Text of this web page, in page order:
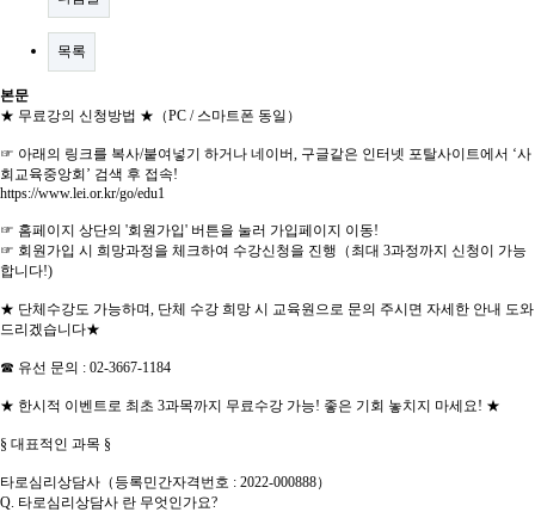
목록
본문
★ 무료강의 신청방법 ★（PC / 스마트폰 동일）
☞ 아래의 링크를 복사/붙여넣기 하거나 네이버, 구글같은 인터넷 포탈사이트에서 ‘사
회교육중앙회’ 검색 후 접속!
https://www.lei.or.kr/go/edu1
☞ 홈페이지 상단의 '회원가입' 버튼을 눌러 가입페이지 이동!
☞ 회원가입 시 희망과정을 체크하여 수강신청을 진행（최대 3과정까지 신청이 가능
합니다!)
★ 단체수강도 가능하며, 단체 수강 희망 시 교육원으로 문의 주시면 자세한 안내 도와
드리겠습니다★
☎ 유선 문의 : 02-3667-1184
★ 한시적 이벤트로 최초 3과목까지 무료수강 가능! 좋은 기회 놓치지 마세요! ★
§ 대표적인 과목 §
타로심리상담사（등록민간자격번호 : 2022-000888）
Q. 타로심리상담사 란 무엇인가요?